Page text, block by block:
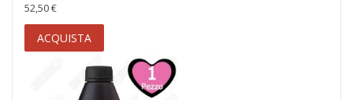
52,50 €
ACQUISTA